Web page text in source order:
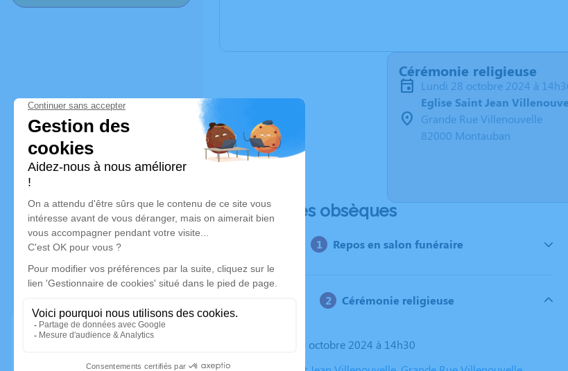
Cérémonie religieuse
lundi 28 octobre 2024 à
Eglise Saint Jean
Grande Rue Villenouvelle
82000 Montauban
Déroulé des obsèques
Repos en salon funéraire
Cérémonie religieuse
Le lundi 28 octobre 2024 à 14h30